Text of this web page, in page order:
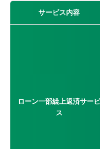
サービス内容
ローン一部繰上返済サービ
ス